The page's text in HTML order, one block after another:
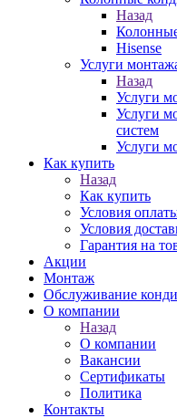
Назад
Hisense
Услуги
Назад
Услуги
Услуги
систем
Услуги
Как купить
Назад
Как купить
Условия
Условия
Гарантия на
Акции
Монтаж
Обслуживание
О компании
Назад
О компании
Вакансии
Сертификаты
Политика
Контакты